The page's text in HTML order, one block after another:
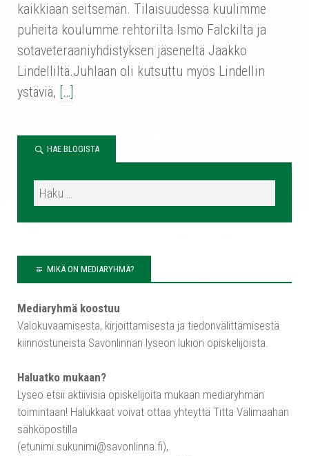
kaikkiaan seitsemän. Tilaisuudessa kuulimme
puheita koulumme rehtorilta Ismo Falckilta ja
sotaveteraaniyhdistyksen jäseneltä Jaakko
Lindelliltä.Juhlaan oli kutsuttu myös Lindellin
ystäviä, […]
HAE BLOGISTA
MIKÄ ON MEDIARYHMÄ?
Mediaryhmä koostuu
Valokuvaamisesta, kirjoittamisesta ja tiedonvälittämisestä
kiinnostuneista Savonlinnan lyseon lukion opiskelijoista.
Haluatko mukaan?
Lyseo etsii aktiivisia opiskelijoita mukaan mediaryhmän
toimintaan! Halukkaat voivat ottaa yhteyttä Titta Välimaahan
sähköpostilla
(etunimi.sukunimi@savonlinna.fi),